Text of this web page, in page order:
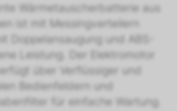
Wärmetauscherbatterie aus
ist mit Messingverteilern
und ABS-
Leistung. Der Elektromotor
über Verflüssiger und
Bedienfeldern und
für einfache Wartung.